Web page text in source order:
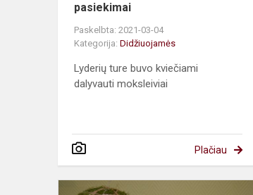
pasiekimai
Paskelbta: 2021-03-04
Kategorija: Didžiuojamės
Lyderių ture buvo kviečiami
dalyvauti moksleiviai
Plačiau